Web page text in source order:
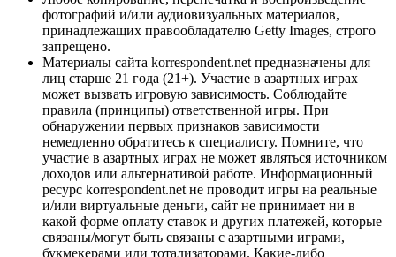
фотографий и/или аудиовизуальных материалов,
принадлежащих правообладателю Getty Images, строго
запрещено.
Материалы сайта korrespondent.net предназначены для
лиц старше 21 года (21+). Участие в азартных играх
может вызвать игровую зависимость. Соблюдайте
правила (принципы) ответственной игры. При
обнаружении первых признаков зависимости
немедленно обратитесь к специалисту. Помните, что
участие в азартных играх не может являться источником
доходов или альтернативой работе. Информационный
ресурс korrespondent.net не проводит игры на реальные
и/или виртуальные деньги, сайт не принимает ни в
какой форме оплату ставок и других платежей, которые
связаны/могут быть связаны с азартными играми,
букмекерами или тотализаторами. Какие-либо